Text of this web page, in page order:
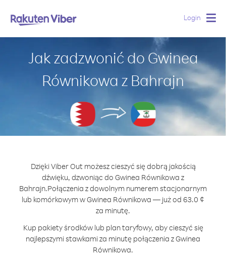
Login
Jak zadzwonić do Gwinea
Równikowa z Bahrajn
Dzięki Viber Out możesz cieszyć się dobrą jakością
dźwięku, dzwoniąc do Gwinea Równikowa z
Bahrajn.Połączenia z dowolnym numerem stacjonarnym
lub komórkowym w Gwinea Równikowa — już od 63.0 ¢
za minutę.
Kup pakiety środków lub plan taryfowy, aby cieszyć się
najlepszymi stawkami za minutę połączenia z Gwinea
Równikowa.